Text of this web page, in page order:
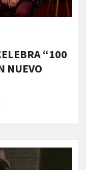
“100
NUEVO